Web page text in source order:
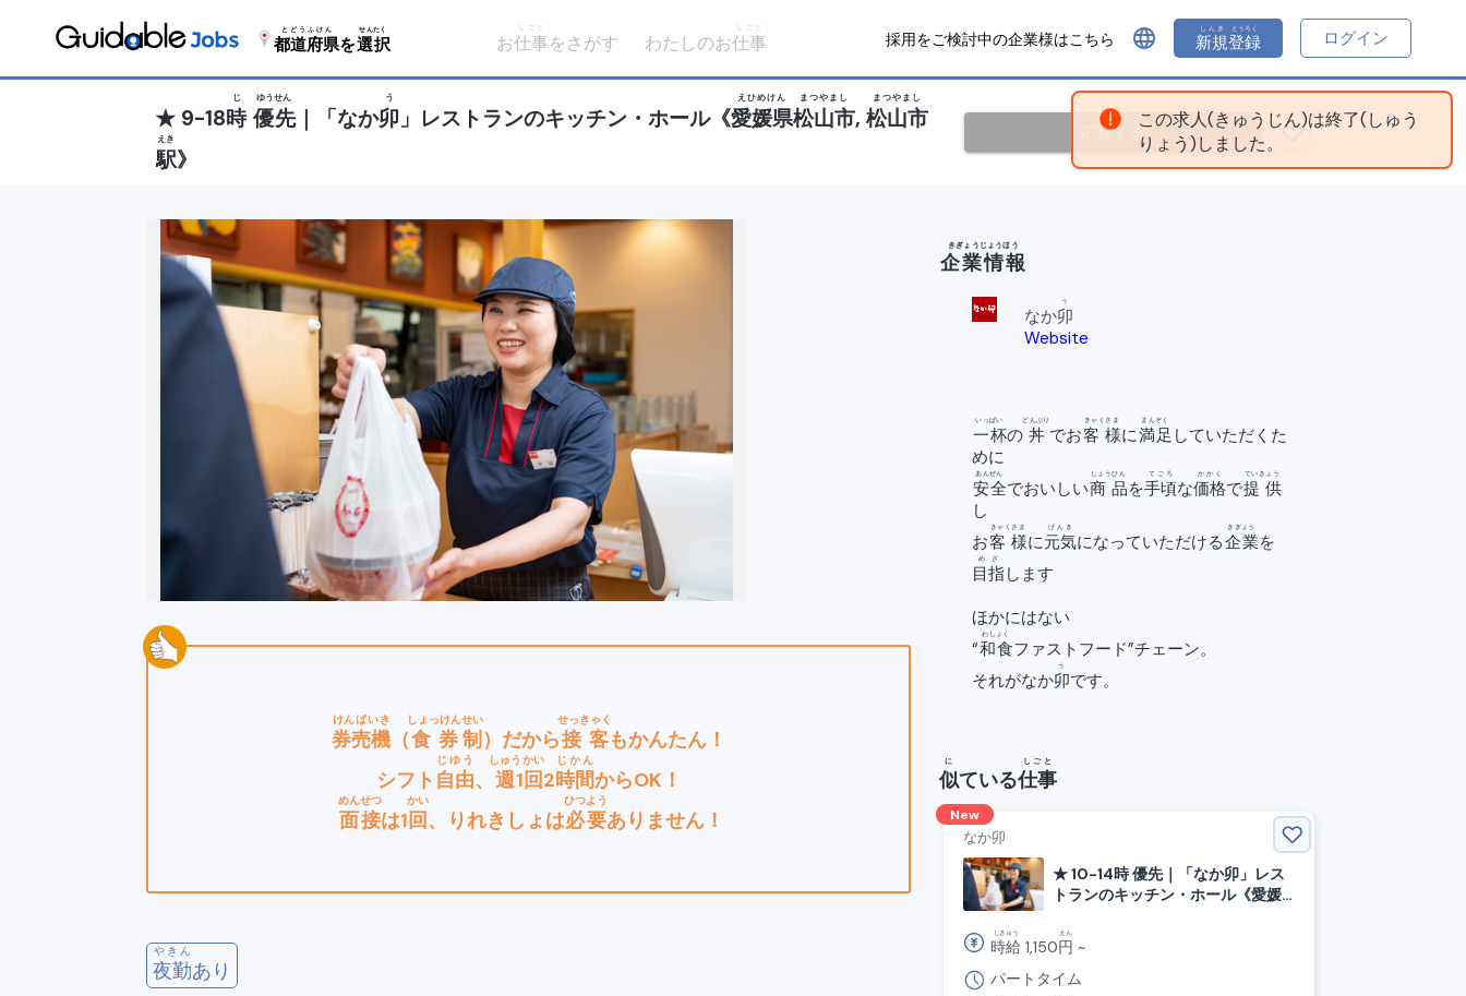
この求人(きゅうじん)は終了(しゅう
りょう)しました。
都道府県
とどうふけん
を選択
せんたく
お仕事
しごと
をさがす わたしのお仕事
しごと
採用をご検討中の企業様はこちら language 新規
しんき
登録
とうろく
ログイン
★ 9-18時
じ
優先
ゆうせん
｜「なか卯
う
」レストランのキッチン・ホール《愛媛県
えひめけん
松山市
まつやまし
,松山市
まつやまし
駅
えき
》
応募
おうぼ
する
券売機
けんばいき
（食券
しょっけん
制
せい
）だから接客
せっきゃく
もかんたん！
シフト 自由
じゆう
、 週
しゅう
1回
かい
2時間
じかん
からOK！
面接
めんせつ
は1回
かい
、りれきしょは必要
ひつよう
ありません！
夜勤
やきん
あり
企業情報
きぎょうじょうほう
なか卯
う
Website
一杯
いっぱい
の 丼
どんぶり
でお客様
きゃくさま
に満足
まんぞく
していただくた
めに
安全
あんぜん
でおいしい商品
しょうひん
を手頃
てごろ
な価格
かかく
で提供
ていきょう
し
お客様
きゃくさま
に元気
げんき
になっていただける企業
きぎょう
を
目指
めざ
します
ほかにはない
“和食
わしょく
ファストフード”チェーン。
それがなか卯
う
です。
似
に
ている仕事
しごと
New
なか卯
★ 10-14時 優先｜「なか卯」レス
トランのキッチン・ホール《愛媛
時給
じきゅう
1,150円
えん
~
パートタイム